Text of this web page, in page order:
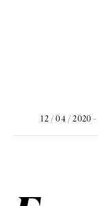
12 / 04 / 2020